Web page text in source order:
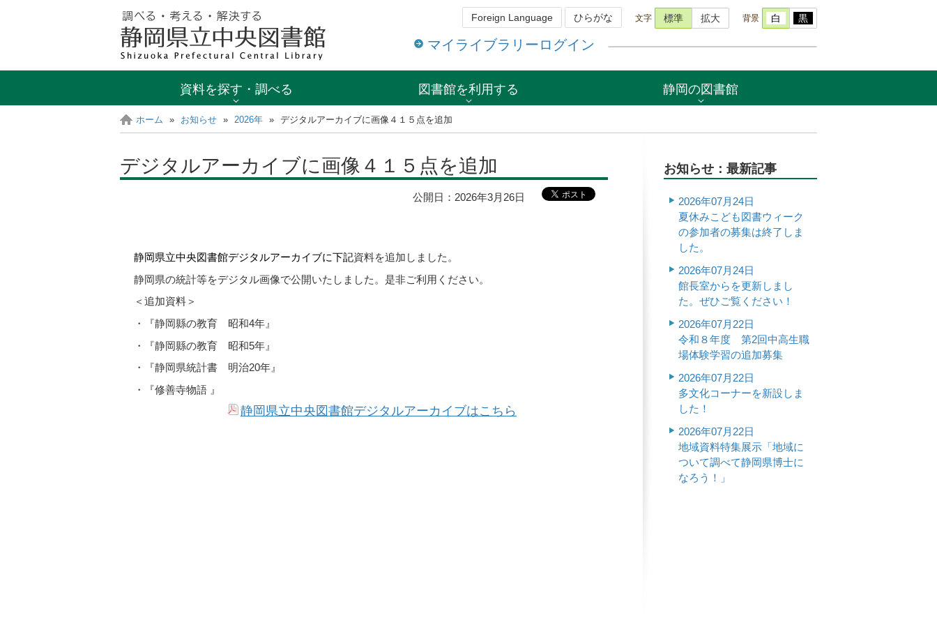
Foreign Language ひらがな 文字 標準 拡大 背景 白 黒
マイライブラリーログイン
資料を探す・調べる 図書館を利用する 静岡の図書館
ホーム » お知らせ » 2026年 » デジタルアーカイブに画像４１５点を追加
デジタルアーカイブに画像４１５点を追加
公開日： 2026年3月26日
静岡県立中央図書館デジタルアーカイブに下記資料を追加しました。
静岡県の統計等をデジタル画像で公開いたしました。是非ご利用ください。
＜追加資料＞
・『静岡縣の教育 昭和4年』
・『静岡縣の教育 昭和5年』
・『静岡県統計書 明治20年』
・『修善寺物語 』
静岡県立中央図書館デジタルアーカイブはこちら
お知らせ：最新記事
2026年07月24日
夏休みこども図書ウィーク
の参加者の募集は終了しま
した。
2026年07月24日
館長室からを更新しまし
た。ぜひご覧ください！
2026年07月22日
令和８年度 第2回中高生職
場体験学習の追加募集
2026年07月22日
多文化コーナーを新設しま
した！
2026年07月22日
地域資料特集展示「地域に
ついて調べて静岡県博士に
なろう！」